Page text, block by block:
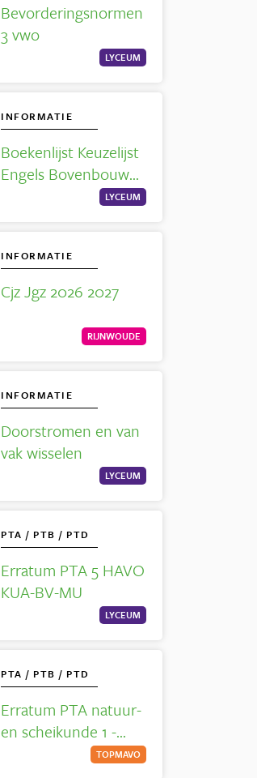
Bevorderingsnormen
3 vwo
LYCEUM
INFORMATIE
Boekenlijst Keuzelijst
Engels Bovenbouw
LYCEUM
INFORMATIE
Cjz Jgz 2026 2027
RIJNWOUDE
INFORMATIE
Doorstromen en van
vak wisselen
LYCEUM
PTA / PTB / PTD
Erratum PTA 5 HAVO
KUA-BV-MU
LYCEUM
PTA / PTB / PTD
Erratum PTA natuur-
en scheikunde 1 -
Instroom - Klas 4 tl
TOPMAVO